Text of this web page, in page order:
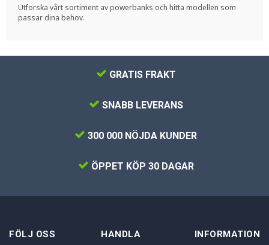
Utforska vårt sortiment av powerbanks och hitta modellen som
passar dina behov.
GRATIS FRAKT
SNABB LEVERANS
300 000 NÖJDA KUNDER
ÖPPET KÖP 30 DAGAR
FÖLJ OSS HANDLA INFORMATION